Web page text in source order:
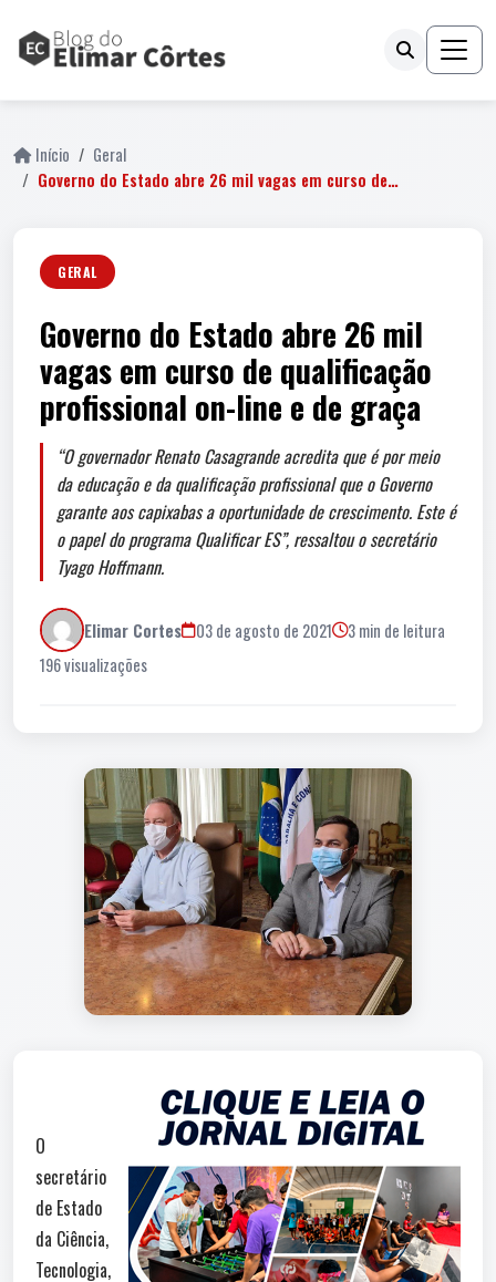
Início
Geral
Governo do Estado abre 26 mil vagas em curso de…
GERAL
Governo do Estado abre 26 mil
vagas em curso de qualificação
profissional on-line e de graça
“O governador Renato Casagrande acredita que é por meio
da educação e da qualificação profissional que o Governo
garante aos capixabas a oportunidade de crescimento. Este é
o papel do programa Qualificar ES”, ressaltou o secretário
Tyago Hoffmann.
Elimar Cortes 03 de agosto de 2021
3 min de leitura
196 visualizações
O
secretário
de Estado
da Ciência,
Tecnologia,